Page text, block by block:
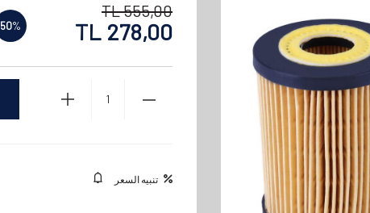
555,00
TL
278,00
%
50
تنبيه السعر